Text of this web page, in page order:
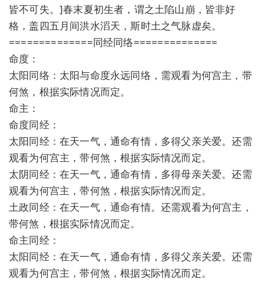
皆不可失。]春末夏初生者，谓之土陷山崩，皆非好
格，盖四五月间洪水滔天，斯时土之气脉虚矣。
==============同经同络==============
命度：
太阳同络：太阳与命度永远同络，需观看为何宫主，带
何煞，根据实际情况而定。
命主：
命度同经：
太阳同经：在天一气，通命有情，多得父亲关爱。还需
观看为何宫主，带何煞，根据实际情况而定。
太阴同经：在天一气，通命有情，多得母亲关爱。还需
观看为何宫主，带何煞，根据实际情况而定。
土政同经：在天一气，通命有情。还需观看为何宫主，
带何煞，根据实际情况而定。
命主同经：
太阳同经：在天一气，通命有情，多得父亲关爱。还需
观看为何宫主，带何煞，根据实际情况而定。